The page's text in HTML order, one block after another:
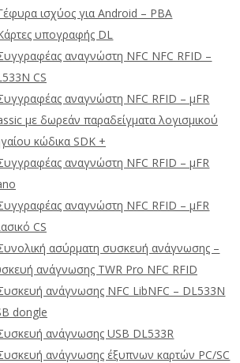
ισχύος για Android – PBA
υπογραφής DL
αναγνώστη NFC NFC RFID –
CS
αναγνώστη NFC RFID – μFR
με δωρεάν παραδείγματα λογισμικού
κώδικα SDK +
αναγνώστη NFC RFID – μFR
αναγνώστη NFC RFID – μFR
CS
ασύρματη συσκευή ανάγνωσης –
ανάγνωσης TWR Pro NFC RFID
ανάγνωσης NFC LibNFC – DL533N
dongle
ανάγνωσης USB DL533R
ανάγνωσης έξυπνων καρτών PC/SC